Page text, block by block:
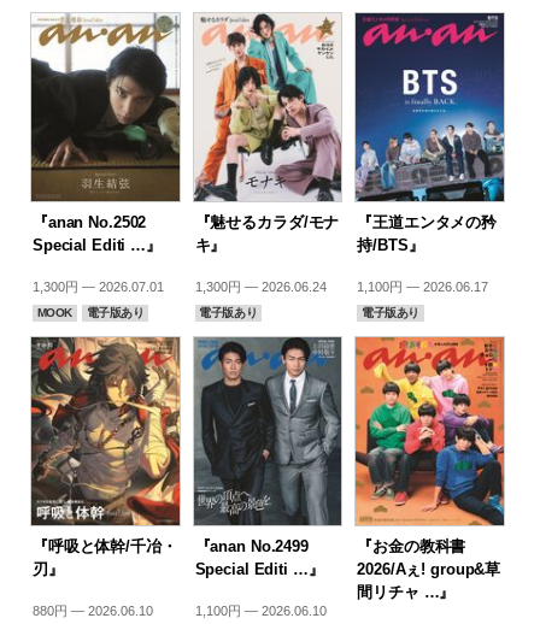
『anan No.2502
Special Editi …』
1,300円 — 2026.07.01
MOOK 電子版あり
『魅せるカラダ/モナ
キ』
1,300円 — 2026.06.24
電子版あり
『王道エンタメの矜
持/BTS』
1,100円 — 2026.06.17
電子版あり
『呼吸と体幹/千冶・
刃』
880円 — 2026.06.10
『anan No.2499
Special Editi …』
1,100円 — 2026.06.10
『お金の教科書
2026/Aぇ! group&草
間リチャ …』